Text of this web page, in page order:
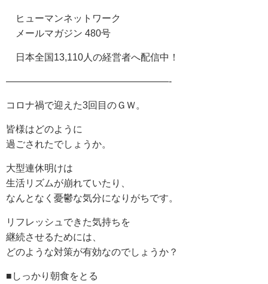
ヒューマンネットワーク
メールマガジン 480号
日本全国13,110人の経営者へ配信中！
—————————————————-
コロナ禍で迎えた3回目のＧＷ。
皆様はどのように
過ごされたでしょうか。
大型連休明けは
生活リズムが崩れていたり、
なんとなく憂鬱な気分になりがちです。
リフレッシュできた気持ちを
継続させるためには、
どのような対策が有効なのでしょうか？
■しっかり朝食をとる